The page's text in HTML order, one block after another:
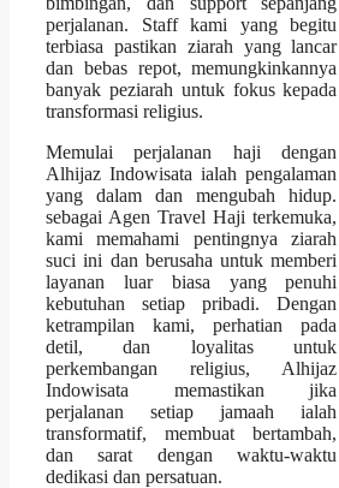
perjalanan. Staff kami yang begitu
terbiasa pastikan ziarah yang lancar
dan bebas repot, memungkinkannya
banyak peziarah untuk fokus kepada
transformasi religius.
Memulai perjalanan haji dengan
Alhijaz Indowisata ialah pengalaman
yang dalam dan mengubah hidup.
sebagai Agen Travel Haji terkemuka,
kami memahami pentingnya ziarah
suci ini dan berusaha untuk memberi
layanan luar biasa yang penuhi
kebutuhan setiap pribadi. Dengan
ketrampilan kami, perhatian pada
detil, dan loyalitas untuk
perkembangan religius, Alhijaz
Indowisata memastikan jika
perjalanan setiap jamaah ialah
transformatif, membuat bertambah,
dan sarat dengan waktu-waktu
dedikasi dan persatuan.